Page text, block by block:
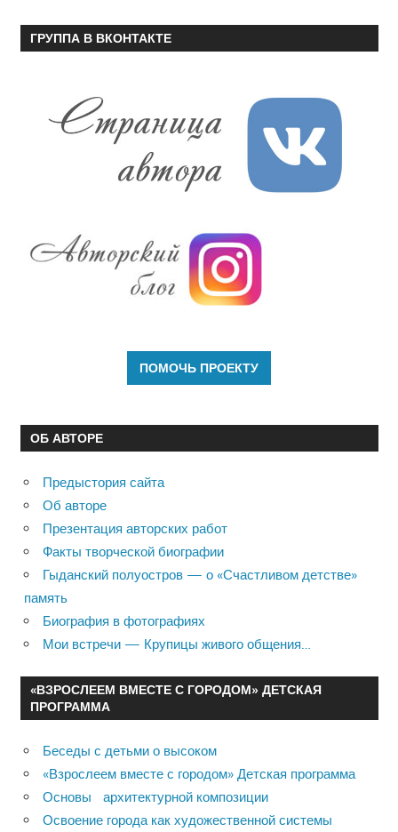
ГРУППА В ВКОНТАКТЕ
ОБ АВТОРЕ
Предыстория сайта
Об авторе
Презентация авторских работ
Факты творческой биографии
Гыданский полуостров — о «Счастливом детстве»
память
Биография в фотографиях
Мои встречи — Крупицы живого общения…
«ВЗРОСЛЕЕМ ВМЕСТЕ С ГОРОДОМ» ДЕТСКАЯ
ПРОГРАММА
Беседы с детьми о высоком
«Взрослеем вместе с городом» Детская программа
Основы архитектурной композиции
Освоение города как художественной системы